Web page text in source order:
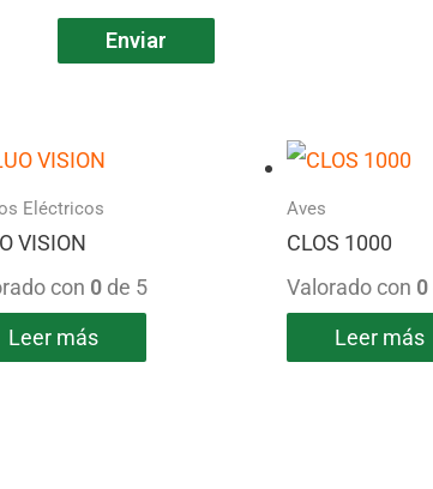
Eléctricos
VISION
con 0de 5
Leer más
Aves
CLOS 1000
Valorado con 0
Leer más